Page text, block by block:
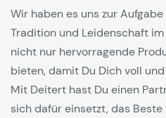
Wir haben es uns zur
Tradition und Leidenschaft
nicht nur hervorragende
bieten, damit Du Dich voll
Mit Deitert hast Du einen
sich dafür einsetzt, das